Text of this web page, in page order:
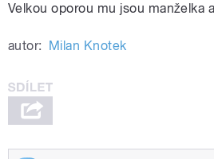
Velkou oporou mu jsou manželka
autor: Milan Knotek